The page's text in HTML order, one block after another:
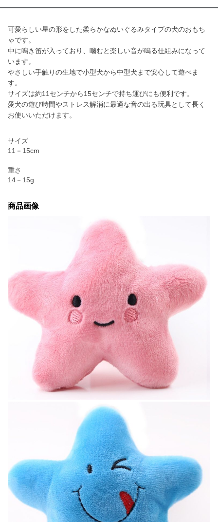
可愛らしい星の形をした柔らかなぬいぐるみタイプの犬のおもち
ゃです。
中に鳴き笛が入っており、噛むと楽しい音が鳴る仕組みになって
います。
やさしい手触りの生地で小型犬から中型犬まで安心して遊べま
す。
サイズは約11センチから15センチで持ち運びにも便利です。
愛犬の遊び時間やストレス解消に最適な音の出る玩具として長く
お使いいただけます。
サイズ
11－15cm
重さ
14－15g
商品画像